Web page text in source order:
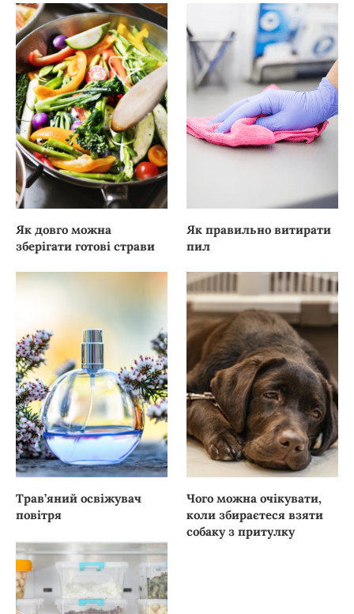
Як довго можна
зберігати готові страви
Як правильно витирати
пил
Трав’яний освіжувач
повітря
Чого можна очікувати,
коли збираєтеся взяти
собаку з притулку